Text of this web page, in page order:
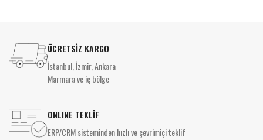
ÜCRETSİZ KARGO
İstanbul, İzmir, Ankara
Marmara ve iç bölge
ONLINE TEKLİF
ERP/CRM sisteminden hızlı ve çevrimiçi teklif